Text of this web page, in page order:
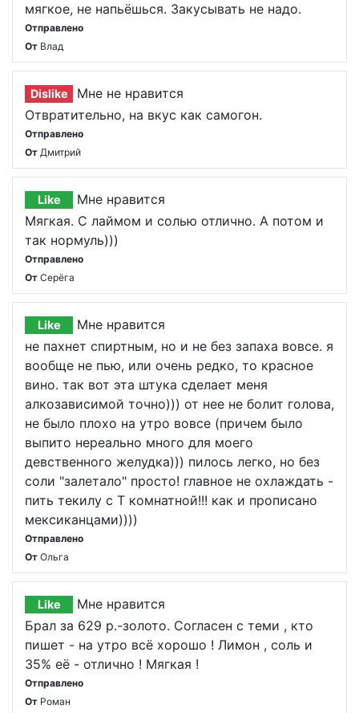
мягкое, не напьёшься. Закусывать не надо.
Отправлено
От Влад
Dislike
Мне не нравится
Отвратительно, на вкус как самогон.
Отправлено
От Дмитрий
Like
Мне нравится
Мягкая. С лаймом и солью отлично. А потом и
так нормуль)))
Отправлено
От Серёга
Like
Мне нравится
не пахнет спиртным, но и не без запаха вовсе. я
вообще не пью, или очень редко, то красное
вино. так вот эта штука сделает меня
алкозависимой точно))) от нее не болит голова,
не было плохо на утро вовсе (причем было
выпито нереально много для моего
девственного желудка))) пилось легко, но без
соли "залетало" просто! главное не охлаждать -
пить текилу с Т комнатной!!! как и прописано
мексиканцами))))
Отправлено
От Ольга
Like
Мне нравится
Брал за 629 р.-золото. Согласен с теми , кто
пишет - на утро всё хорошо ! Лимон , соль и
35% её - отлично ! Мягкая !
Отправлено
От Роман